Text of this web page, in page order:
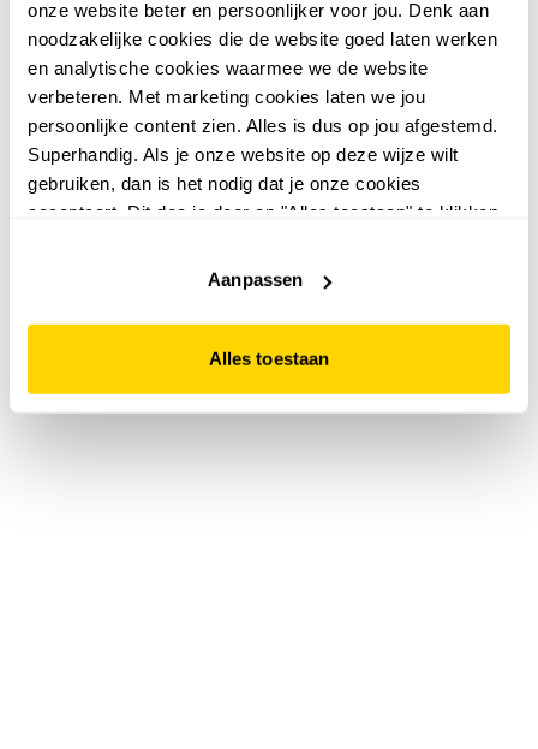
onze website beter en persoonlijker voor jou. Denk aan
noodzakelijke cookies die de website goed laten werken
en analytische cookies waarmee we de website
verbeteren. Met marketing cookies laten we jou
persoonlijke content zien. Alles is dus op jou afgestemd.
Superhandig. Als je onze website op deze wijze wilt
gebruiken, dan is het nodig dat je onze cookies
accepteert. Dit doe je door op "Alles toestaan" te klikken.
website niet optimaal functioneert.
Aanpassen
Alles toestaan